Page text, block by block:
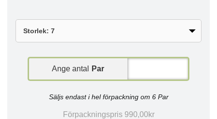
Ange antal Par
Säljs endast i hel förpackning om 6 Par
Förpackningspris 990,00kr